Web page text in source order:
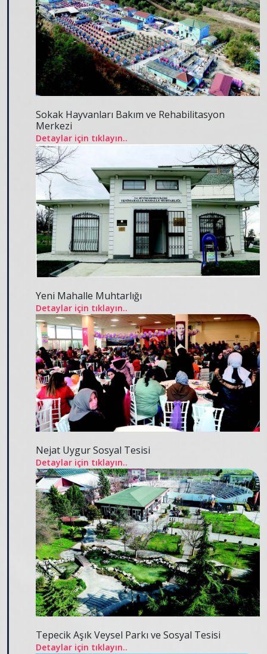
Sokak Hayvanları Bakım ve Rehabilitasyon
Merkezi
Detaylar için tıklayın..
Yeni Mahalle Muhtarlığı
Detaylar için tıklayın..
Nejat Uygur Sosyal Tesisi
Detaylar için tıklayın..
Tepecik Aşık Veysel Parkı ve Sosyal Tesisi
Detaylar için tıklayın..